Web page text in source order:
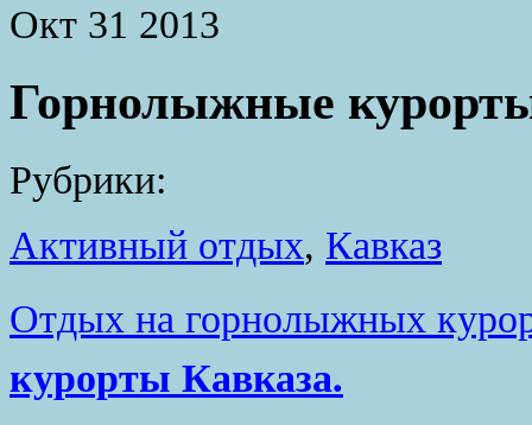
Окт 31 2013
Горнолыжные
Рубрики:
Активный отдых, Кавказ
Отдых на горнолыжных
курорты Кавказа.